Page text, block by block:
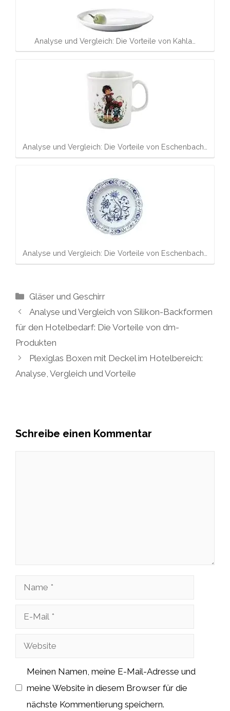
Analyse und Vergleich: Die Vorteile von Kahla…
Analyse und Vergleich: Die Vorteile von Eschenbach…
Analyse und Vergleich: Die Vorteile von Eschenbach…
Kategorien
Gläser und Geschirr
Analyse und Vergleich von Silikon-Backformen
für den Hotelbedarf: Die Vorteile von dm-
Produkten
Plexiglas Boxen mit Deckel im Hotelbereich:
Analyse, Vergleich und Vorteile
Schreibe einen Kommentar
Name
Website
Meinen Namen, meine E-Mail-Adresse und
meine Website in diesem Browser für die
nächste Kommentierung speichern.